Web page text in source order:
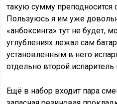
такую сумму преподносится
Пользуюсь я им уже
«анбоксинга» тут не будет,
углублениях лежал сам
установленным в него
отдельно второй
Ещё в набор входит пара